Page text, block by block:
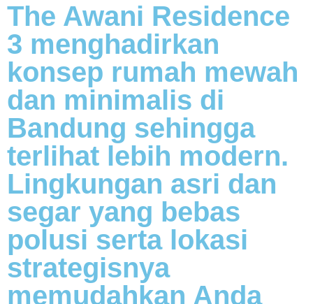
The Awani Residence
3 menghadirkan
konsep rumah mewah
dan minimalis di
Bandung sehingga
terlihat lebih modern.
Lingkungan asri dan
segar yang bebas
polusi serta lokasi
strategisnya
memudahkan Anda